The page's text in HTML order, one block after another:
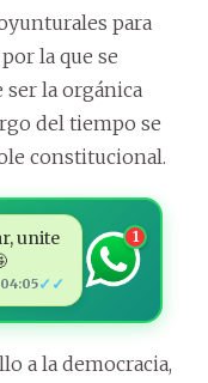
para
la que se
ser la orgánica
del tiempo se
constitucional.
unite
04:05✓✓
1
a la democracia,